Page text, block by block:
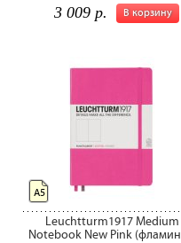
В корзину
3 009 р.
Leuchtturm1917 Medium
Notebook New Pink
А5